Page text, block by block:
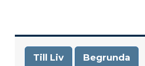
Till Liv Begrunda